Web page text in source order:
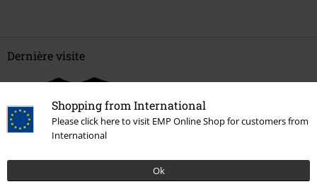
Shopping from International
Please click here to visit EMP Online Shop for customers from
International
Ok
Dernière visite